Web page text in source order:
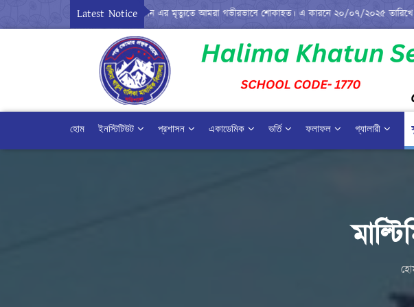
Latest Notice
শিক্ষক জনাব মোঃ মহিউদ্দীন এর মৃত্যুতে আমরা গভীরভাবে শোকাহত। এ কারনে ২০/০৭/২০২৫ তারিখে রোজ
হোম ইনস্টিটিউট প্রশাসন একাডেমিক ভর্তি ফলাফল গ্যালারী